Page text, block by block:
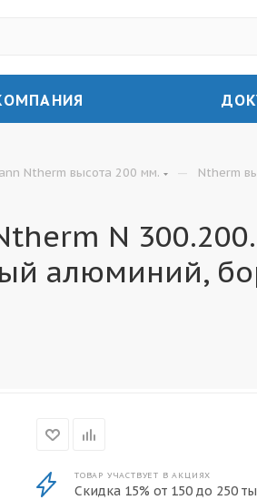
Ntherm высота 200 мм. — Ntherm
N
алюминий,
ТОВАР УЧАСТВУЕТ В АКЦИЯХ
Скидка 15% от 150 до 250